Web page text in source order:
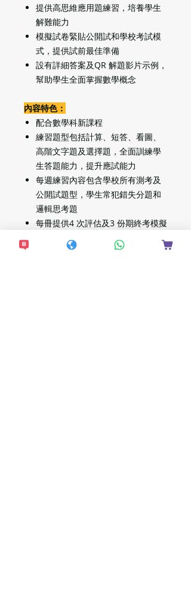
提供高思維應用題練習，培養學生
解難能力
模擬試卷緊貼公開試和學校考試模
式，提供試前最佳準備
設有詳細答案及QR 解題影片示例，
幫助學生全面掌握數學概念
內容特色：
配合數學科新課程
練習題型包括計算、短答、看圖、
高階文字題及選擇題，全面訓練學
生答題能力，提升應試能力
每週練習內容包含學校所有測考及
公開試題型，學生常犯錯失分題和
邏輯思考題
每冊提供4 次評估及3 份期終考模擬
試卷，為學生提供最佳試前複習